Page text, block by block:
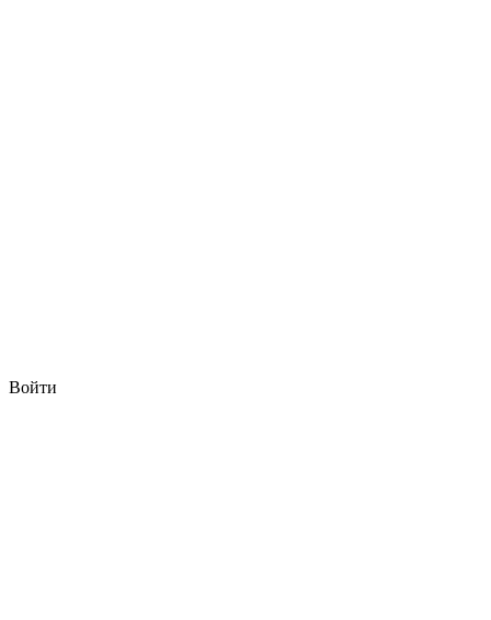
Войти